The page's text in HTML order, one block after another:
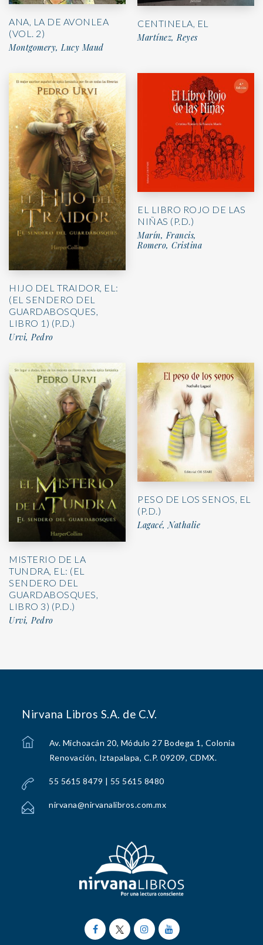
ANA, LA DE AVONLEA
(VOL. 2)
Montgomery, Lucy Maud
CENTINELA, EL
Martínez, Reyes
HIJO DEL TRAIDOR, EL:
(EL SENDERO DEL
GUARDABOSQUES,
LIBRO 1) (P.D.)
Urvi, Pedro
EL LIBRO ROJO DE LAS
NIÑAS (P.D.)
Marín, Francis,
Romero, Cristina
MISTERIO DE LA
TUNDRA, EL: (EL
SENDERO DEL
GUARDABOSQUES,
LIBRO 3) (P.D.)
Urvi, Pedro
PESO DE LOS SENOS, EL
(P.D.)
Lagacé, Nathalie
Nirvana Libros S.A. de C.V.
Av. Michoacán 20, Módulo 27 Bodega 1, Colonia
Renovación, Iztapalapa, C.P. 09209, CDMX.
55 5615 8479 | 55 5615 8480
nirvana@nirvanalibros.com.mx